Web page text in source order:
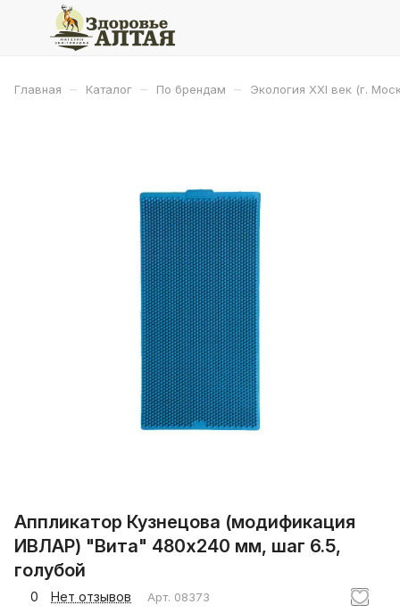
Главная – Каталог – По брендам – Экология XXI век (г.
Аппликатор Кузнецова (модификация
ИВЛАР) "Вита" 480х240 мм, шаг 6.5,
голубой
0 Нет отзывов Арт. 08373